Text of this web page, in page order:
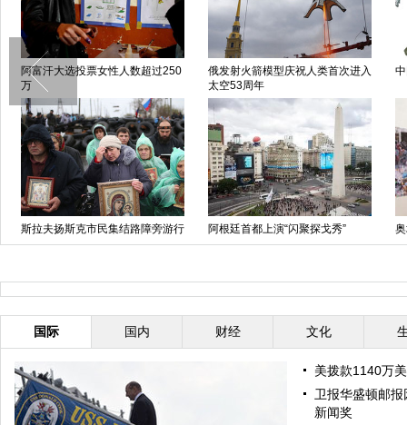
阿富汗大选投票女性人数超过250
万
俄发射火箭模型庆祝人类首次进入
太空53周年
斯拉夫扬斯克市民集结路障旁游行
抗议
阿根廷首都上演“闪聚探戈秀”
国际 国内 财经 文化
美拨款1140万
卫报华盛顿邮
新闻奖